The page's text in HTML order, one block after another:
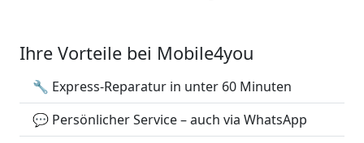
Ihre Vorteile bei Mobile4you
🔧 Express-Reparatur in unter 60 Minuten
💬 Persönlicher Service – auch via WhatsApp